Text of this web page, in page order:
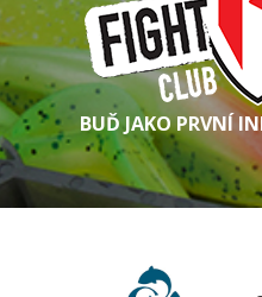
BUĎ JAKO PRVNÍ